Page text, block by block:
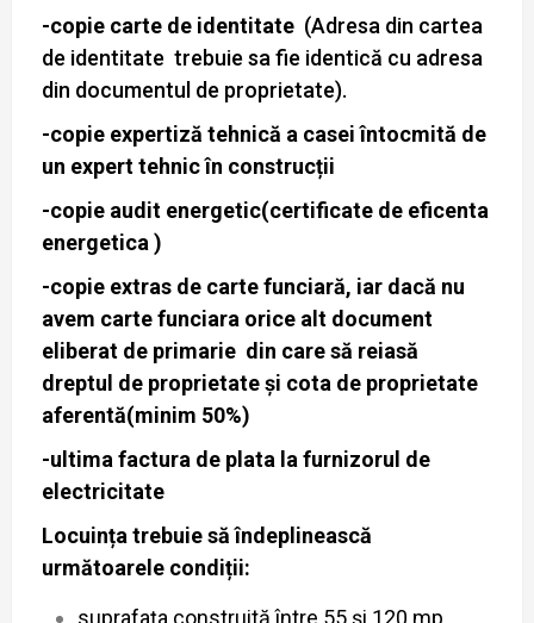
-copie carte de identitate (Adresa din cartea
de identitate trebuie sa fie identică cu adresa
din documentul de proprietate).
-copie expertiză tehnică a casei întocmită de
un expert tehnic în construcții
-copie audit energetic(certificate de eficenta
energetica )
-copie extras de carte funciară, iar dacă nu
avem carte funciara orice alt document
eliberat de primarie din care să reiasă
dreptul de proprietate și cota de proprietate
aferentă(minim 50%)
-ultima factura de plata la furnizorul de
electricitate
Locuința trebuie să îndeplinească
următoarele condiții:
suprafața construită între 55 și 120 mp